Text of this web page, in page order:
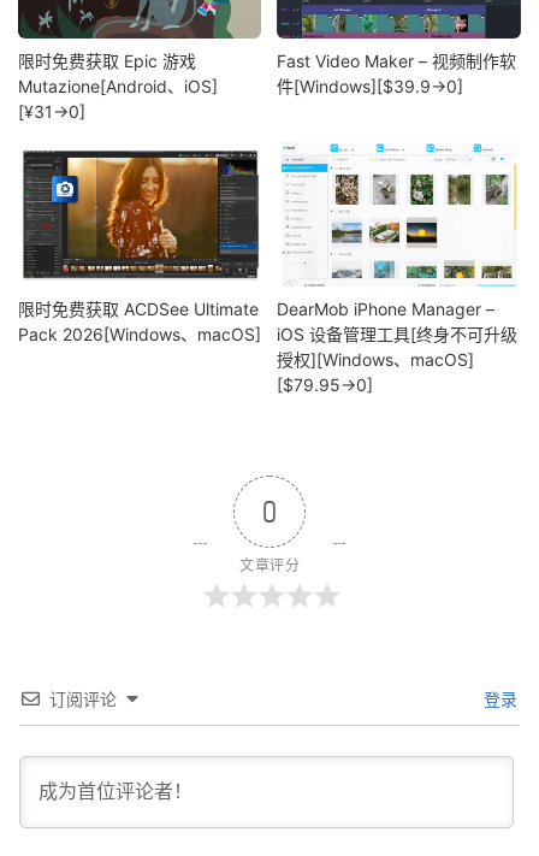
限时免费获取 Epic 游戏
Mutazione[Android、iOS]
[¥31→0]
Fast Video Maker – 视频制作软
件[Windows][$39.9→0]
限时免费获取 ACDSee Ultimate
Pack 2026[Windows、macOS]
DearMob iPhone Manager –
iOS 设备管理工具[终身不可升级
授权][Windows、macOS]
[$79.95→0]
0
文章评分
订阅评论 登录